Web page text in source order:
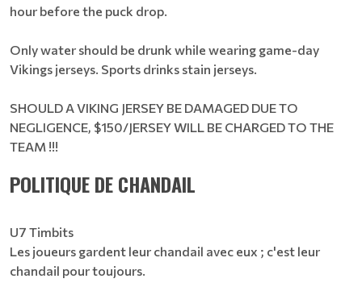
hour before the puck drop.
Only water should be drunk while wearing game-day
Vikings jerseys. Sports drinks stain jerseys.
SHOULD A VIKING JERSEY BE DAMAGED DUE TO
NEGLIGENCE, $150/JERSEY WILL BE CHARGED TO THE
TEAM !!!
POLITIQUE DE CHANDAIL
U7 Timbits
Les joueurs gardent leur chandail avec eux ; c'est leur
chandail pour toujours.